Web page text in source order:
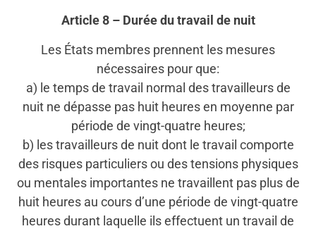
Article 8 – Durée du travail de nuit
Les États membres prennent les mesures
nécessaires pour que:
a) le temps de travail normal des travailleurs de
nuit ne dépasse pas huit heures en moyenne par
période de vingt-quatre heures;
b) les travailleurs de nuit dont le travail comporte
des risques particuliers ou des tensions physiques
ou mentales importantes ne travaillent pas plus de
huit heures au cours d’une période de vingt-quatre
heures durant laquelle ils effectuent un travail de